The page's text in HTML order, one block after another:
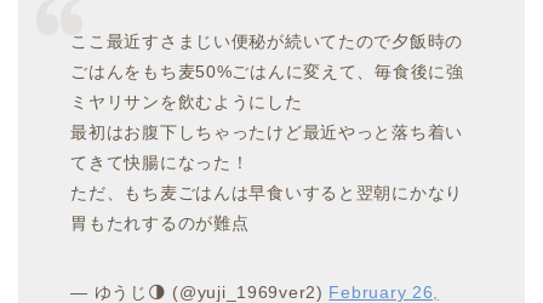
ここ最近すさまじい便秘が続いてたので夕飯時の
ごはんをもち麦50%ごはんに変えて、毎食後に強
ミヤリサンを飲むようにした
最初はお腹下しちゃったけど最近やっと落ち着い
てきて快腸になった！
ただ、もち麦ごはんは早食いすると翌朝にかなり
胃もたれするのが難点
— ゆうじ🌗 (@yuji_1969ver2) February 26,